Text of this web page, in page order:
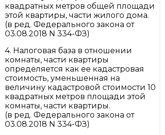
квадратных метров общей площади
этой квартиры, части жилого дома.
(в ред. Федерального закона от
03.08.2018 N 334-ФЗ)
4. Налоговая база в отношении
комнаты, части квартиры
определяется как ее кадастровая
стоимость, уменьшенная на
величину кадастровой стоимости 10
квадратных метров площади этой
комнаты, части квартиры.
(в ред. Федерального закона от
03.08.2018 N 334-ФЗ)